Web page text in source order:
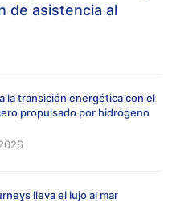
de asistencia al
la transición energética con el
propulsado por hidrógeno
lleva el lujo al mar